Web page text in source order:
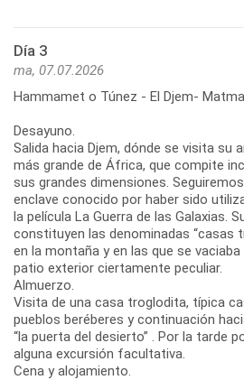
Día 3
ma, 07.07.2026
Hammamet o Túnez - El Djem-
Desayuno.
Salida hacia Djem, dónde se visita su
más grande de África, que compite
sus grandes dimensiones.
enclave conocido por haber sido
la película La Guerra de las Galaxias.
constituyen las denominadas “casas
en la montaña y en las que se
patio exterior ciertamente peculiar.
Almuerzo.
Visita de una casa troglodita, típica
pueblos beréberes y continuación
“la puerta del desierto” . Por la tarde
alguna excursión facultativa.
Cena y alojamiento.